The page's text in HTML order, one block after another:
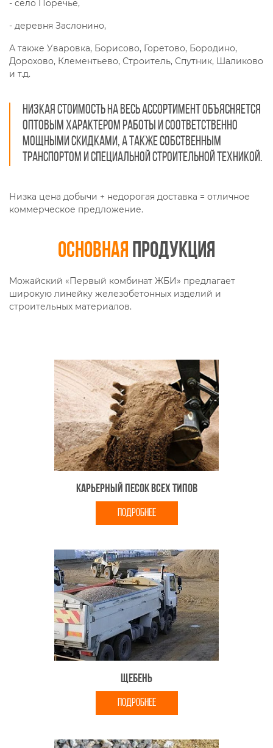
- село Поречье,
- деревня Заслонино,
А также Уваровка, Борисово, Горетово, Бородино,
Дорохово, Клементьево, Строитель, Спутник, Шаликово
и т.д.
Низкая стоимость на весь ассортимент объясняется
оптовым характером работы и соответственно
мощными скидками, а также собственным
транспортом и специальной строительной техникой.
Низка цена добычи + недорогая доставка = отличное
коммерческое предложение.
Основная продукция
Можайский «Первый комбинат ЖБИ» предлагает
широкую линейку железобетонных изделий и
строительных материалов.
Карьерный песок всех типов
ПОДРОБНЕЕ
Щебень
ПОДРОБНЕЕ